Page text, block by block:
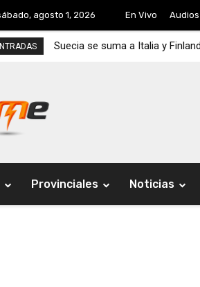
agosto 1, 2026 En Vivo Audios
Suecia se suma a Italia y
Provinciales Noticias